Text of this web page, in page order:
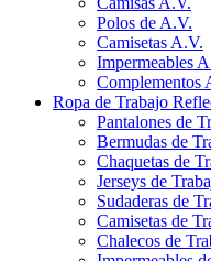
Polos de A.V.
Camisetas A.V.
Impermeables
Complementos
Ropa de Trabajo
Pantalones de
Bermudas de
Chaquetas de
Jerseys de
Sudaderas de
Camisetas de
Chalecos de